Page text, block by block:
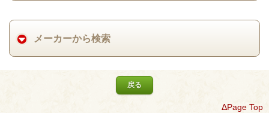
メーカーから検索
戻る
ΔPage Top